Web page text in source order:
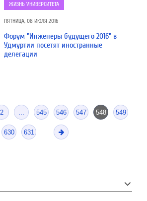
ЖИЗНЬ УНИВЕРСИТЕТА
ПЯТНИЦА, 08 ИЮЛЯ 2016
Форум "Инженеры будущего 2016" в
Удмуртии посетят иностранные
делегации
2 545 546 547 548 549
630 631